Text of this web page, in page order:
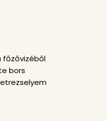
főzővizéből
bors